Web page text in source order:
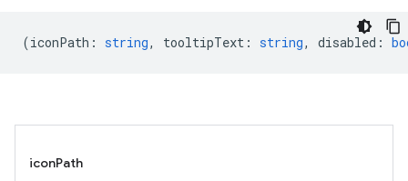
(iconPath : string, tooltipText : string, disabled :
iconPath